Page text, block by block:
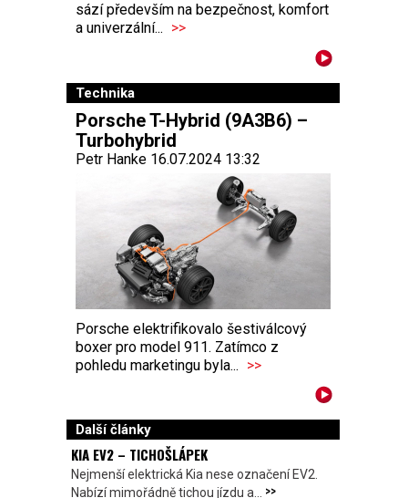
sází především na bezpečnost, komfort
a univerzální... >>
Technika
Porsche T-Hybrid (9A3B6) –
Turbohybrid
Petr Hanke 16.07.2024 13:32
Porsche elektrifikovalo šestiválcový
boxer pro model 911. Zatímco z
pohledu marketingu byla... >>
Další články
KIA EV2 – TICHOŠLÁPEK
Nejmenší elektrická Kia nese označení EV2.
Nabízí mimořádně tichou jízdu a... >>